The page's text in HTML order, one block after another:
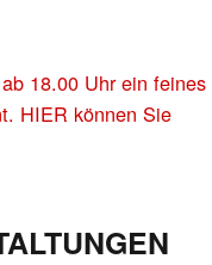
18.00 Uhr ein feines
HIER können Sie